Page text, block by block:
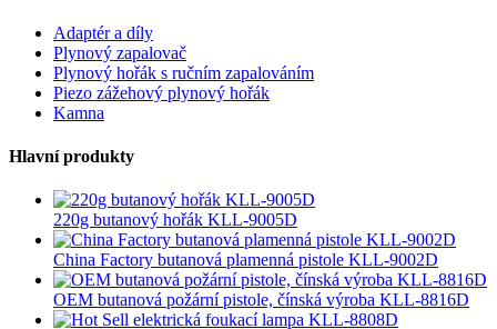
Adaptér a díly
Plynový zapalovač
Plynový hořák s ručním zapalováním
Piezo zážehový plynový hořák
Kamna
Hlavní produkty
220g butanový hořák KLL-9005D
China Factory butanová plamenná pistole KLL-9002D
OEM butanová požární pistole, čínská výroba KLL-8816D